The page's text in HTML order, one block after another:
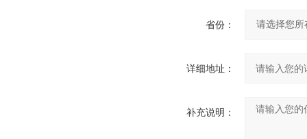
省份：
详细地址：
补充说明：